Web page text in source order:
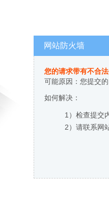
网站防火墙
您的请求带有不合
可能原因：您提交
如何解决：
1）检查提交
2）请联系网